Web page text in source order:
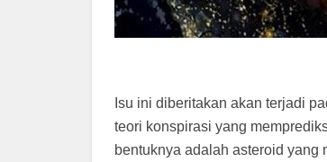
Isu ini diberitakan akan terjadi
teori konspirasi yang
bentuknya adalah asteroid yang